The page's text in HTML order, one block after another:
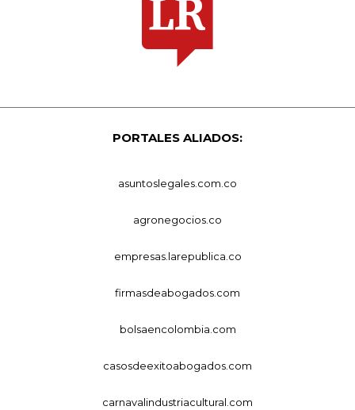
PORTALES ALIADOS:
asuntoslegales.com.co
agronegocios.co
empresas.larepublica.co
firmasdeabogados.com
bolsaencolombia.com
casosdeexitoabogados.com
carnavalindustriacultural.com